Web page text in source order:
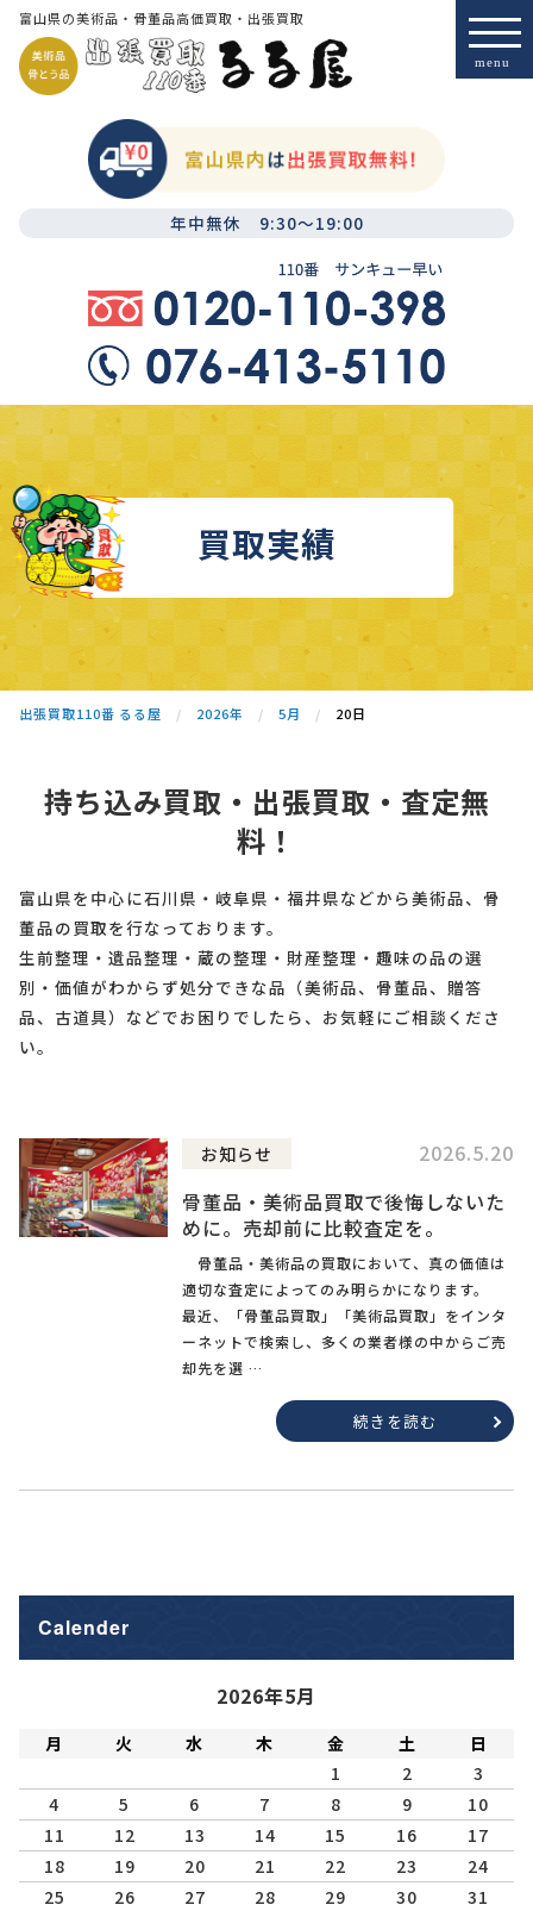
富山県の美術品・骨董品高価買取・出張買取
年中無休 9:30～19:00
買取実績
出張買取110番 るる屋 2026年 5月 20日
持ち込み買取・出張買取・査定無
料！
富山県を中心に石川県・岐阜県・福井県などから美術品、骨
董品の買取を行なっております。
生前整理・遺品整理・蔵の整理・財産整理・趣味の品の選
別・価値がわからず処分できな品（美術品、骨董品、贈答
品、古道具）などでお困りでしたら、お気軽にご相談くださ
い。
お知らせ
2026.5.20
骨董品・美術品買取で後悔しないた
めに。売却前に比較査定を。
骨董品・美術品の買取において、真の価値は
適切な査定によってのみ明らかになります。
最近、「骨董品買取」「美術品買取」をインタ
ーネットで検索し、多くの業者様の中からご売
却先を選 …
続きを読む
Calender
2026年5月
月 火 水 木 金 土
日
1
2
3
4
5 6 7 8 9
10
11
12 13 14 15 16
17
18
19 20 21 22 23
24
25
26 27 28 29 30 31